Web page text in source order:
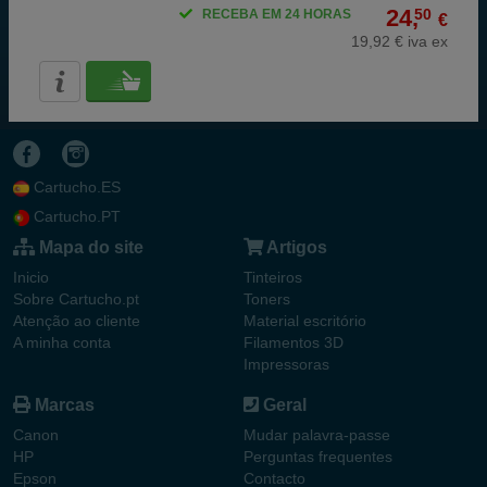
24,50 €
19,92 € iva ex
RECEBA EM 24 HORAS
Cartucho.ES
Cartucho.PT
Mapa do site
Inicio
Sobre Cartucho.pt
Atenção ao cliente
A minha conta
Artigos
Tinteiros
Toners
Material escritório
Filamentos 3D
Impressoras
Marcas
Canon
HP
Epson
Geral
Mudar palavra-passe
Perguntas frequentes
Contacto